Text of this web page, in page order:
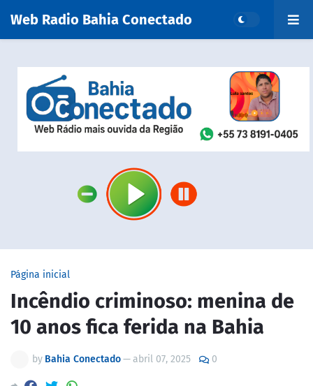
Web Radio Bahia Conectado
Página inicial
Incêndio criminoso: menina de
10 anos fica ferida na Bahia
by Bahia Conectado—abril 07, 2025 0